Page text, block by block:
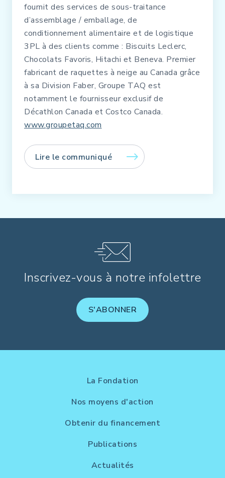
fournit des services de sous-traitance
d’assemblage / emballage, de
conditionnement alimentaire et de logistique
3PL à des clients comme : Biscuits Leclerc,
Chocolats Favoris, Hitachi et Beneva. Premier
fabricant de raquettes à neige au Canada grâce
à sa Division Faber, Groupe TAQ est
notamment le fournisseur exclusif de
Décathlon Canada et Costco Canada.
www.groupetaq.com
Lire le communiqué
Inscrivez-vous à notre infolettre
S'ABONNER
La Fondation
Nos moyens d'action
Obtenir du financement
Publications
Actualités